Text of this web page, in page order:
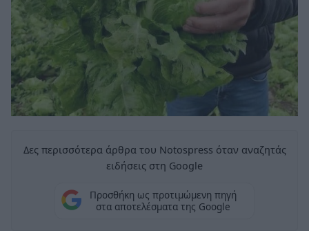
Δες περισσότερα άρθρα του Notospress όταν αναζητάς
ειδήσεις στη Google
Προσθήκη ως προτιμώμενη πηγή
στα αποτελέσματα της Google